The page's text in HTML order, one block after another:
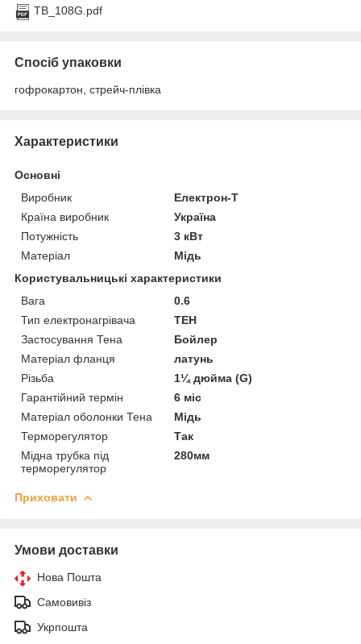
TB_108G.pdf
Спосіб упаковки
гофрокартон, стрейч-плівка
Характеристики
Основні
Виробник
Електрон-Т
Країна виробник
Україна
Потужність
3 кВт
Матеріал
Мідь
Користувальницькі характеристики
Вага
0.6
Тип електронагрівача
ТЕН
Застосування Тена
Бойлер
Матеріал фланця
латунь
Різьба
1¼ дюйма (G)
Гарантійний термін
6 міс
Матеріал оболонки Тена
Мідь
Терморегулятор
Так
Мідна трубка під
терморегулятор
280мм
Приховати
Умови доставки
Нова Пошта
Самовивіз
Укрпошта